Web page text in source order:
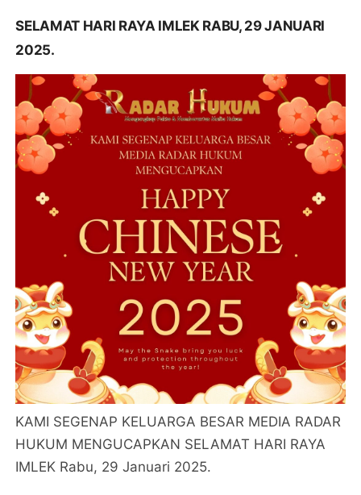
SELAMAT HARI RAYA IMLEK RABU, 29 JANUARI
2025.
KAMI SEGENAP KELUARGA BESAR MEDIA RADAR
HUKUM MENGUCAPKAN SELAMAT HARI RAYA
IMLEK Rabu, 29 Januari 2025.